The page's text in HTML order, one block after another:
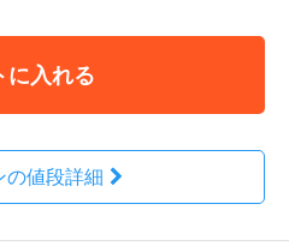
に入れる
の値段詳細